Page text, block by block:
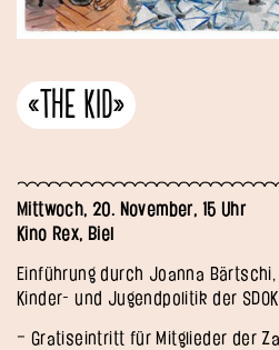
«The Kid»
Mittwoch, 20. November, 15 Uhr
Kino Rex, Biel
Einführung durch Joanna
Kinder- und Jugendpolitik der SDOK
– Gratiseintritt für Mitglieder der